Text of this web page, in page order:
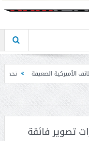
تحذير المواطنين من مشاركة رمز الـ OTP